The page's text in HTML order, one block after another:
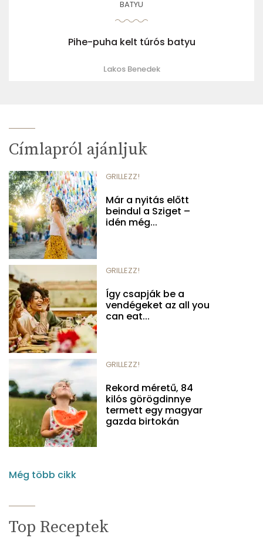
BATYU
Pihe-puha kelt túrós batyu
Lakos Benedek
Címlapról ajánljuk
GRILLEZZ!
Már a nyitás előtt
beindul a Sziget –
idén még...
GRILLEZZ!
Így csapják be a
vendégeket az all you
can eat...
GRILLEZZ!
Rekord méretű, 84
kilós görögdinnye
termett egy magyar
gazda birtokán
Még több cikk
Top Receptek